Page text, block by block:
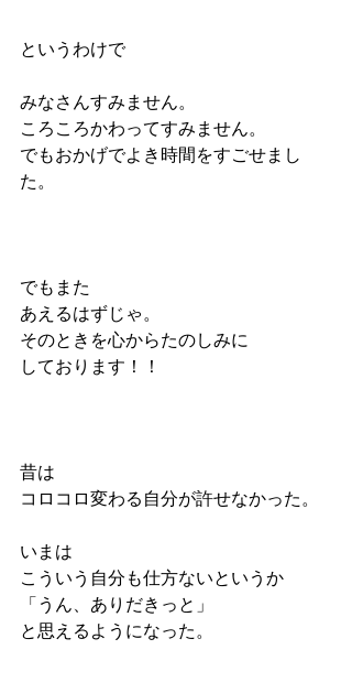
というわけで
みなさんすみません。
ころころかわってすみません。
でもおかげでよき時間をすごせまし
た。
でもまた
あえるはずじゃ。
そのときを心からたのしみに
しております！！
昔は
コロコロ変わる自分が許せなかった。
いまは
こういう自分も仕方ないというか
「うん、ありだきっと」
と思えるようになった。